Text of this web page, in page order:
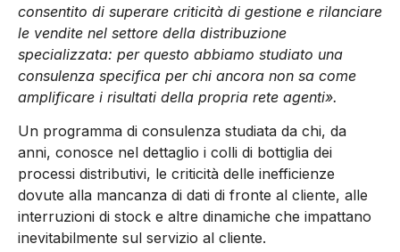
consentito di superare criticità di gestione e rilanciare
le vendite nel settore della distribuzione
specializzata: per questo abbiamo studiato una
consulenza specifica per chi ancora non sa come
amplificare i risultati della propria rete agenti».
Un programma di consulenza studiata da chi, da
anni, conosce nel dettaglio i colli di bottiglia dei
processi distributivi, le criticità delle inefficienze
dovute alla mancanza di dati di fronte al cliente, alle
interruzioni di stock e altre dinamiche che impattano
inevitabilmente sul servizio al cliente.